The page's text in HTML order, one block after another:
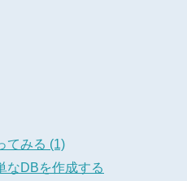
てみる (1)
なDBを作成する